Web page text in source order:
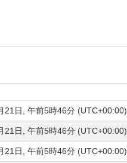
21日, 午前5時46分 (UTC+00:00)
21日, 午前5時46分 (UTC+00:00)
21日, 午前5時46分 (UTC+00:00)